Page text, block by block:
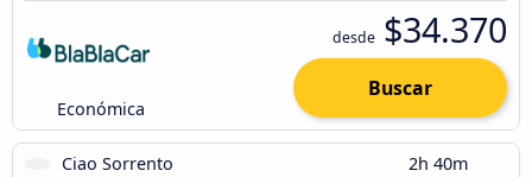
Económica
desde $34.370
Buscar
Ciao Sorrento 2h 40m